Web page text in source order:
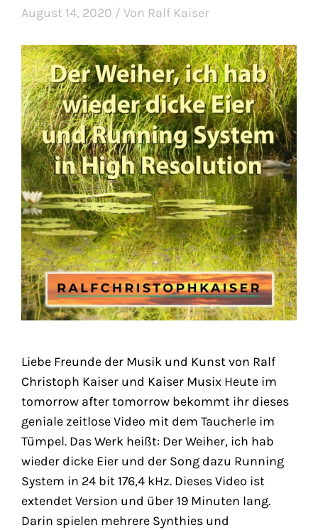
August 14, 2020 / Von Ralf Kaiser
Liebe Freunde der Musik und Kunst von Ralf
Christoph Kaiser und Kaiser Musix Heute im
tomorrow after tomorrow bekommt ihr dieses
geniale zeitlose Video mit dem Taucherle im
Tümpel. Das Werk heißt: Der Weiher, ich hab
wieder dicke Eier und der Song dazu Running
System in 24 bit 176,4 kHz. Dieses Video ist
extendet Version und über 19 Minuten lang.
Darin spielen mehrere Synthies und